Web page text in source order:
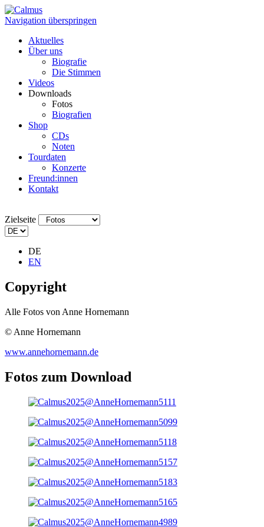
Navigation überspringen
Aktuelles
Über uns
Biografie
Die Stimmen
Videos
Downloads
Fotos
Biografien
Shop
CDs
Noten
Tourdaten
Konzerte
Freund:innen
Kontakt
Zielseite
DE
EN
Copyright
Alle Fotos von Anne Hornemann
© Anne Hornemann
www.annehornemann.de
Fotos zum Download